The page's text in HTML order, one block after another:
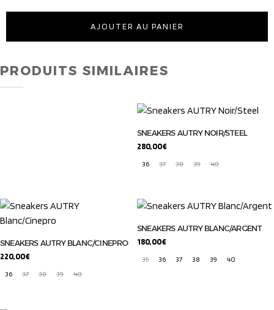
AJOUTER AU PANIER
PRODUITS SIMILAIRES
SNEAKERS AUTRY NOIR/STEEL
280,00€
36
37 38 39 40
SNEAKERS AUTRY BLANC/CINEPRO
220,00€
36
37 38 39 40
SNEAKERS AUTRY BLANC/ARGENT
180,00€
35
36 37 38 39 40